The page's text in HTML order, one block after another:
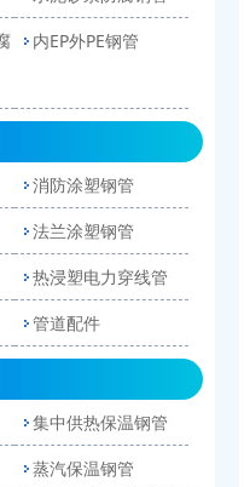
内EP外PE钢管
消防涂塑钢管
法兰涂塑钢管
热浸塑电力穿线管
管道配件
集中供热保温钢管
蒸汽保温钢管